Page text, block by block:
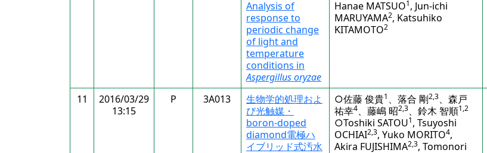
Analysis of
response to
periodic change
of light and
temperature
conditions in
Aspergillus oryzae
Hanae MATSUO1, Jun-ichi
MARUYAMA2, Katsuhiko
KITAMOTO2
11
2016/03/29
13:15
P 3A013
生物学的処理およ
び光触媒・
boron-doped
diamond電極ハ
イブリッド式汚水
○佐藤 俊貴1 、落合 剛2,3、森戸
祐幸4、藤嶋 昭2,3、鈴木 智順1,2
○Toshiki SATOU1, Tsuyoshi
OCHIAI2,3, Yuko MORITO4,
Akira FUJISHIMA2,3, Tomonori